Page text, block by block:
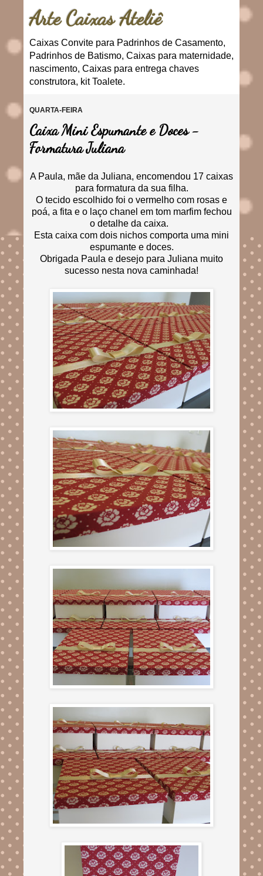
Arte Caixas Ateliê
Caixas Convite para Padrinhos de Casamento,
Padrinhos de Batismo, Caixas para maternidade,
nascimento, Caixas para entrega chaves
construtora, kit Toalete.
QUARTA-FEIRA
Caixa Mini Espumante e Doces -
Formatura Juliana
A Paula, mãe da Juliana, encomendou 17 caixas
para formatura da sua filha.
O tecido escolhido foi o vermelho com rosas e
poá, a fita e o laço chanel em tom marfim fechou
o detalhe da caixa.
Esta caixa com dois nichos comporta uma mini
espumante e doces.
Obrigada Paula e desejo para Juliana muito
sucesso nesta nova caminhada!